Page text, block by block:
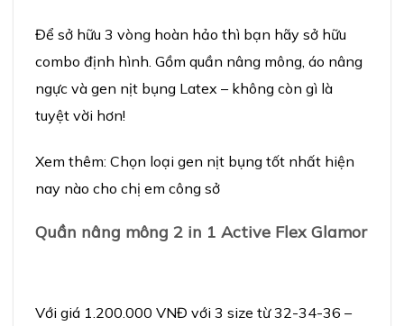
Để sở hữu 3 vòng hoàn hảo thì bạn hãy sở hữu
combo định hình. Gồm quần nâng mông, áo nâng
ngực và gen nịt bụng Latex – không còn gì là
tuyệt vời hơn!
Xem thêm: Chọn loại gen nịt bụng tốt nhất hiện
nay nào cho chị em công sở
Quần nâng mông 2 in 1 Active Flex Glamor
Với giá 1.200.000 VNĐ với 3 size từ 32-34-36 –